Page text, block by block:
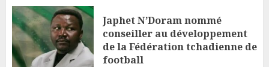
Japhet N’Doram nommé
conseiller au développement
de la Fédération tchadienne de
football